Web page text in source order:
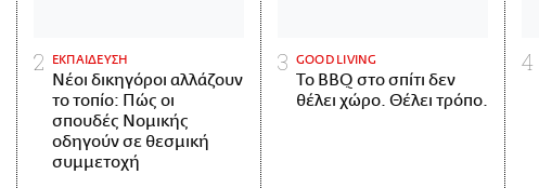
ΕΚΠΑΙΔΕΥΣΗ
Νέοι δικηγόροι αλλάζουν
το τοπίο: Πώς οι
σπουδές Νομικής
οδηγούν σε θεσμική
συμμετοχή
GOOD LIVING
Το BBQ στο σπίτι δεν
θέλει χώρο. Θέλει τρόπο.